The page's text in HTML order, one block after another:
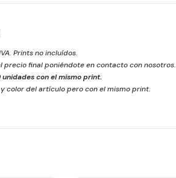
Prints no incluídos.
precio final poniéndote en contacto con nosotros.
unidades con el mismo print.
color del artículo pero con el mismo print.